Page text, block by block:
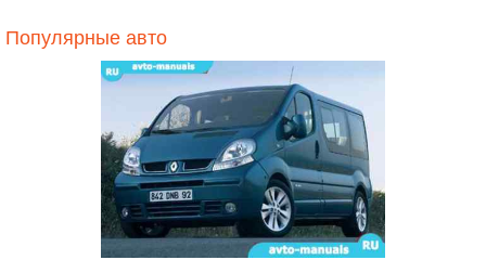
Популярные авто